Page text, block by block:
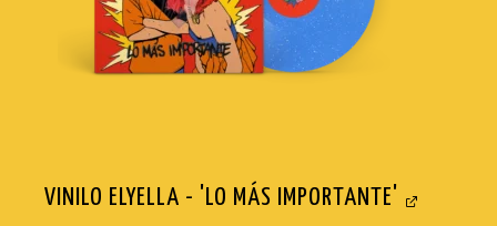
VINILO ELYELLA - 'LO MÁS IMPORTANTE'